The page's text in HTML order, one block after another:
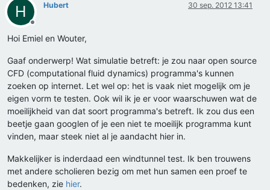
H
Offline
Hubert 30 sep. 2012 13:41
Hoi Emiel en Wouter,
Gaaf onderwerp! Wat simulatie betreft: je zou naar open source
CFD (computational fluid dynamics) programma's kunnen
zoeken op internet. Let wel op: het is vaak niet mogelijk om je
eigen vorm te testen. Ook wil ik je er voor waarschuwen wat de
moeilijkheid van dat soort programma's betreft. Ik zou dus een
beetje gaan googlen of je een niet te moeilijk programma kunt
vinden, maar steek niet al je aandacht hier in.
Makkelijker is inderdaad een windtunnel test. Ik ben trouwens
met andere scholieren bezig om met hun samen een proef te
bedenken, zie hier.